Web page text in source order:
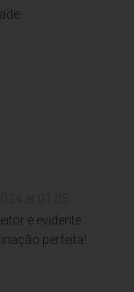
é evidente.
perfeita!